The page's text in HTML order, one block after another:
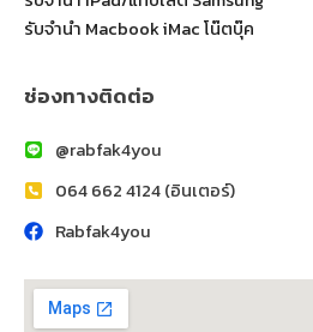
รับจำนำ Macbook iMac โน๊ตบุ๊ค
ช่องทางติดต่อ
@rabfak4you
064 662 4124 (อินเตอร์)
Rabfak4you